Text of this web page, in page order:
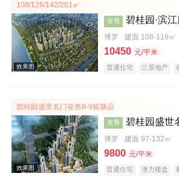
效果图
108/126/142/281㎡
在售 碧桂园·滨
博罗 建面 108-116㎡
10450 元/平米
普通住宅 江景地产
碧桂园盛世名门在售8-9栋新品
在售 碧桂园盛世
博罗 建面 97-132㎡
9800 元/平米
普通住宅 潜力楼盘